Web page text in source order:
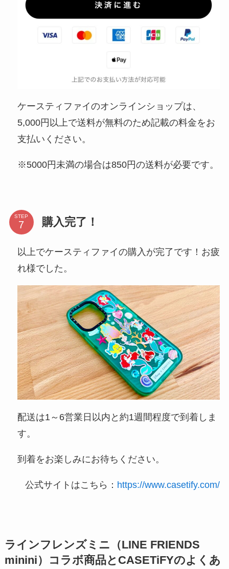
ケースティファイのオンラインショップは、
5,000円以上で送料が無料のため記載の料金をお
支払いください。
※5000円未満の場合は850円の送料が必要です。
STEP 購入完了！
以上でケースティファイの購入が完了です！お疲
れ様でした。
配送は1～6営業日以内と約1週間程度で到着しま
す。
到着をお楽しみにお待ちください。
公式サイトはこちら： https://www.casetify.com/
ラインフレンズミニ（LINE FRIENDS
minini）コラボ商品とCASETiFYのよくあ